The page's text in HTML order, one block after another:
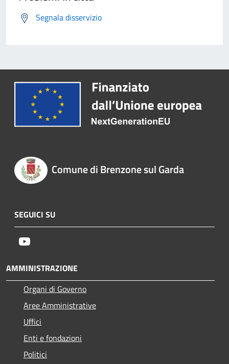
Segnala disservizio
Comune di Brenzone sul Garda
SEGUICI SU
AMMINISTRAZIONE
Organi di Governo
Aree Amministrative
Uffici
Enti e fondazioni
Politici